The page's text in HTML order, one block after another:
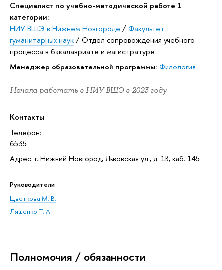
Специалист по учебно-методической работе 1
категории:
НИУ ВШЭ в Нижнем Новгороде /Факультет
гуманитарных наук/Отдел сопровождения учебного
процесса в бакалавриате и магистратуре
Менеджер образовательной программы: Филология
Начала работать в НИУ ВШЭ в 2023 году.
Контакты
Телефон:
6535
Адрес: г. Нижний Новгород, Львовская ул., д. 1В, каб. 145
Руководители
Цветкова М. В.
Ляшенко Т. А.
Полномочия / обязанности